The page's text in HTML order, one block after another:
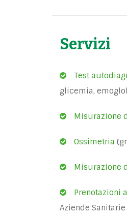
Servizi
Test
glicemia,
Misurazione
Ossimetria
Misurazione
Prenotazioni
Aziende